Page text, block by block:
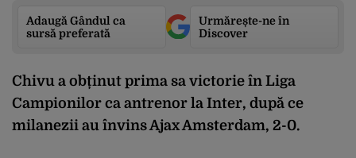
Adaugă Gândul ca
sursă preferată
Urmărește-ne în
Discover
Chivu a obținut prima sa victorie în Liga
Campionilor ca antrenor la Inter, după ce
milanezii au învins Ajax Amsterdam, 2-0.